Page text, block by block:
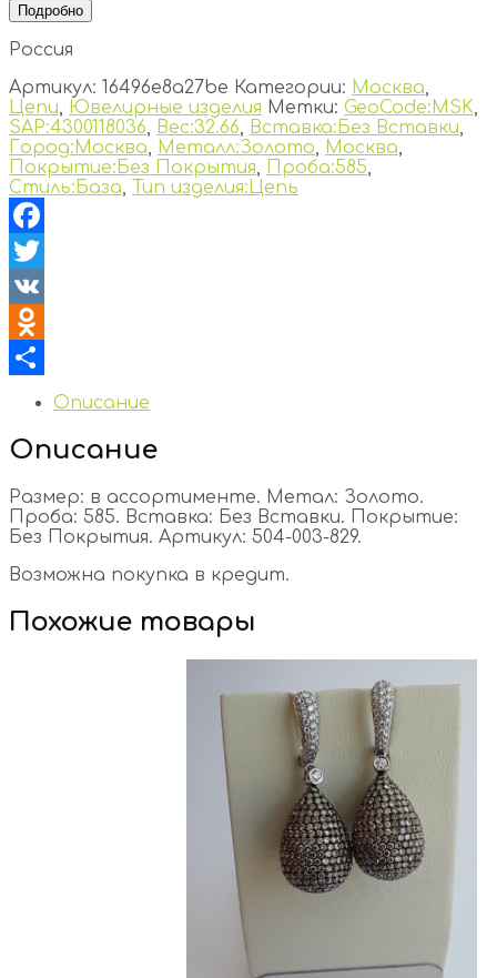
Подробно
Россия
Артикул: 16496e8a27be Категории: Москва,
Цепи, Ювелирные изделия Метки: GeoCode:MSK,
SAP:4300118036, Вес:32.66, Вставка:Без Вставки,
Город:Москва, Металл:Золото, Москва,
Покрытие:Без Покрытия, Проба:585,
Стиль:База, Тип изделия:Цепь
Facebook
Twitter
VK
Odnoklassniki
Отправить
Описание
Описание
Размер: в ассортименте. Метал: Золото.
Проба: 585. Вставка: Без Вставки. Покрытие:
Без Покрытия. Артикул: 504-003-829.
Возможна покупка в кредит.
Похожие товары